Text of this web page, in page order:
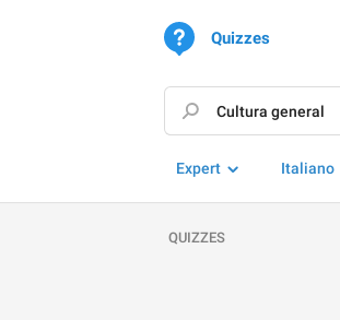
Quizzes
Expert Italiano
QUIZZES